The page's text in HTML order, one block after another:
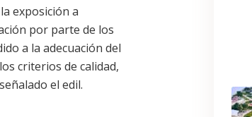
exposición a
por parte de los
a la adecuación del
criterios de calidad,
el edil.